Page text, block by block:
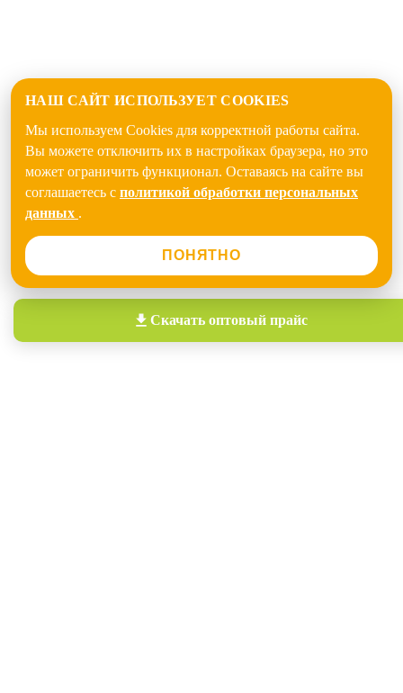
НАШ САЙТ ИСПОЛЬЗУЕТ COOKIES
Мы используем Cookies для корректной работы сайта.
Вы можете отключить их в настройках браузера, но это
может ограничить функционал. Оставаясь на сайте вы
соглашаетесь с политикой обработки персональных
данных .
ПОНЯТНО
Скачать оптовый прайс